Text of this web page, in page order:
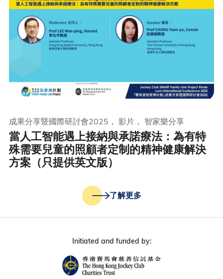
當人工智能遇上接納與承諾療法：為有特
殊需要兒童的照顧者定制的精神健康解決
方案（只提供英文版）
成果分享暨國際研討會2025， 影片， 智家樂分享
了解更多
Initiated and funded by: